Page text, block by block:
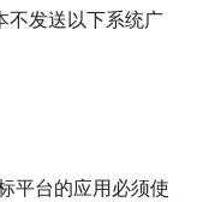
不发送以下系统广
平台的应用必须使